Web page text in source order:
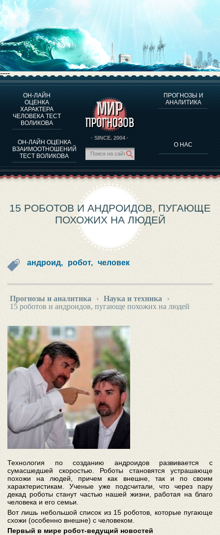
----
ОН-ЛАЙН
ОЦЕНКА
ХАРАКТЕРА
ЧЕЛОВЕКА ТЕСТ
ВОЛИКОВА
ОН-ЛАЙН ОЦЕНКА
ВЗАИМООТНОШЕНИЙ
ТЕСТ ВОЛИКОВА
· SINCE. 2004 ·
ПРОГНОЗЫ И
АНАЛИТИКА
О НАС
О ПРОГРАММЕ
ОЦЕНКА ХАРАКТЕРA ЧЕЛОВЕКА
ОЦЕНКА ХАРАКТЕРА ВЫДАЮЩИХСЯ ЛИЧНОСТЕЙ
О ПРОГРАММЕ
ТЕСТ НА СОВМЕСТИМОСТЬ ВОЛИКОВА
ПРОГНОЗЫ И АНАЛИТИКА
15 РОБОТОВ И АНДРОИДОВ, ПУГАЮЩЕ
ПОХОЖИХ НА ЛЮДЕЙ
андроид, робот, человек
Прогнозы и аналитика › Наука и техника
›
15 роботов и андроидов, пугающе похожих на людей
Технология по созданию андроидов развивается с
сумасшедшей скоростью.
Роботы становятся устрашающе
похожи на людей, причем как внешне, так и по своим
характеристикам.
Ученые уже подсчитали, что через пару
декад роботы станут частью нашей жизни, работая на благо
человека и его семьи.
Вот лишь небольшой список из 15 роботов, которые пугающе
схожи (особенно внешне) с человеком.
Первый в мире робот-ведущий новостей